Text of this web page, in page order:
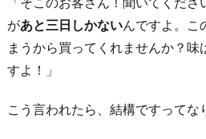
があと三日しかないんですよ。こ
まうから買ってくれませんか？
すよ！」
こう言われたら、結構ですってな